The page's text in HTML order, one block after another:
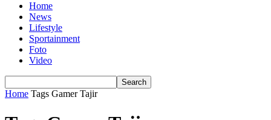
Home
News
Lifestyle
Sportainment
Foto
Video
Home Tags Gamer Tajir